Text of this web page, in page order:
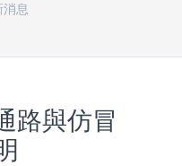
息
路與仿冒